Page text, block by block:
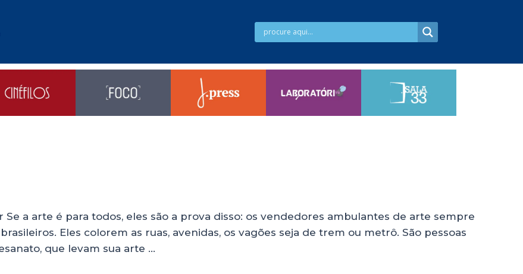
a arte é para todos, eles são a prova disso: os vendedores ambulantes de arte sempre
Eles colorem as ruas, avenidas, os vagões seja de trem ou metrô. São pessoas
que levam sua arte …